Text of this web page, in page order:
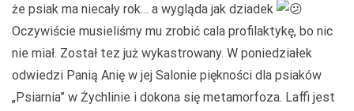
że psiak ma niecały rok… a wygląda jak dziadek
Oczywiście musieliśmy mu zrobić cala profilaktykę, bo nic
nie miał. Został tez już wykastrowany. W poniedziałek
odwiedzi Panią Anię w jej Salonie piękności dla psiaków
„Psiarnia” w Żychlinie i dokona się metamorfoza. Laffi jest